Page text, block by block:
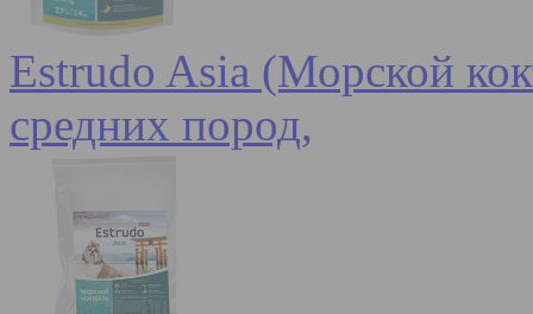
Estrudo Asia (Морской
средних пород,